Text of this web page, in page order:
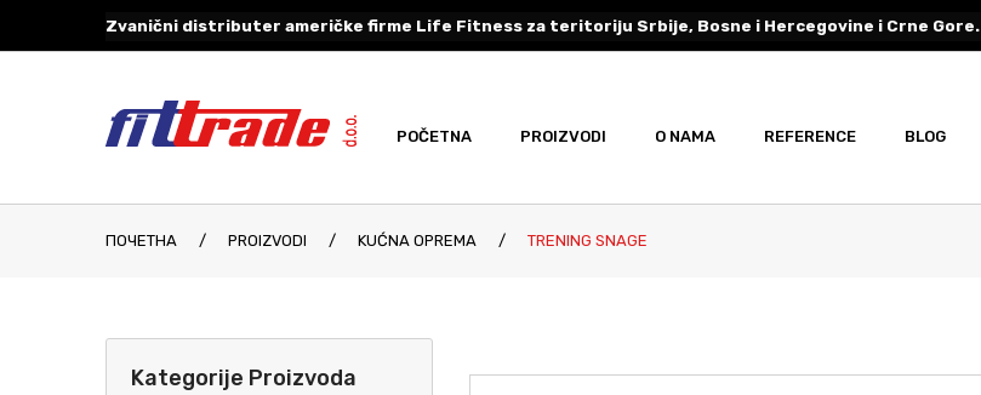
Zvanični distributer američke firme Life Fitness za teritoriju Srbije, Bosne i Hercegovine i Crne Gore.
POČETNA PROIZVODI O NAMA REFERENCE BLOG
ПОЧЕТНА / PROIZVODI / KUĆNA OPREMA / TRENING SNAGE
Kategorije Proizvoda